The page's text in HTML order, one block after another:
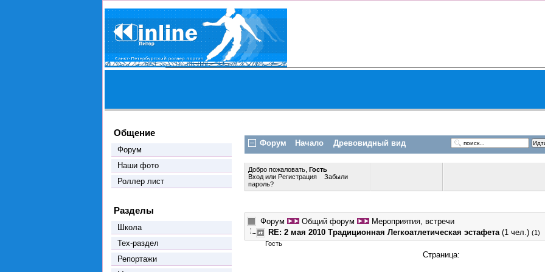
Общение
Форум
Наши фото
Роллер лист
Разделы
Школа
Тех-раздел
Репортажи
Форум Начало Древовидный вид
Добро пожаловать, Гость
Вход или Регистрация
Забыли
пароль?
Форум Общий форум
Мероприятия, встречи
RE: 2 мая 2010 Традиционная Легкоатлетическая эстафета (1 чел.) (1)
Гость
Страница: